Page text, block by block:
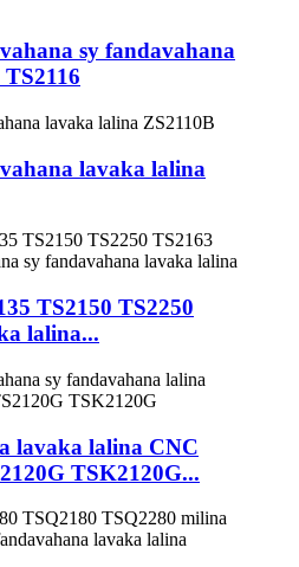
sy fandavahana
lavaka lalina
TS2150 TS2250
lalina...
lavaka lalina CNC
TSK2120G...